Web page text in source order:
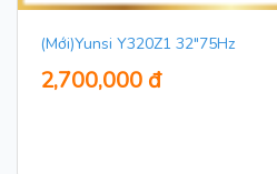
(Mới)Yunsi Y320Z1 32"75Hz
2,700,000 đ